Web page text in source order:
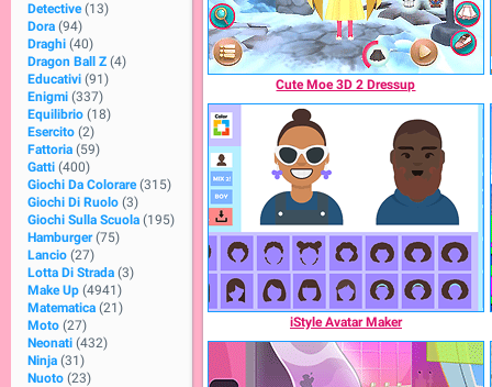
Detective (13)
Dora (94)
Draghi (40)
Dragon Ball Z (4)
Educativi (91)
Enigmi (337)
Equilibrio (18)
Esercito (2)
Fattoria (59)
Gatti (400)
Giochi Da Colorare (315)
Giochi Di Ruolo (3)
Giochi Sulla Scuola (195)
Hamburger (75)
Lancio (27)
Lotta Di Strada (3)
Make Up (4941)
Matematica (21)
Moto (27)
Neonati (432)
Ninja (31)
Nuoto (23)
Cute Moe 3D 2 Dressup
iStyle Avatar Maker